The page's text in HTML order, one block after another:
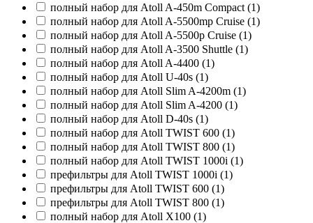
полный набор для Atoll A-450m Compact (1)
полный набор для Atoll A-5500mp Cruise (1)
полный набор для Atoll A-5500p Cruise (1)
полный набор для Atoll A-3500 Shuttle (1)
полный набор для Atoll A-4400 (1)
полный набор для Atoll U-40s (1)
полный набор для Atoll Slim A-4200m (1)
полный набор для Atoll Slim A-4200 (1)
полный набор для Atoll D-40s (1)
полный набор для Atoll TWIST 600 (1)
полный набор для Atoll TWIST 800 (1)
полный набор для Atoll TWIST 1000i (1)
префильтры для Atoll TWIST 1000i (1)
префильтры для Atoll TWIST 600 (1)
префильтры для Atoll TWIST 800 (1)
полный набор для Atoll X100 (1)